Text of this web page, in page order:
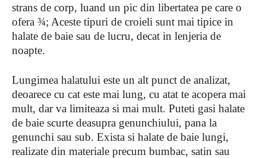
strans de corp, luand un pic din libertatea pe care o
ofera ¾; Aceste tipuri de croieli sunt mai tipice in
halate de baie sau de lucru, decat in lenjeria de
noapte.
Lungimea halatului este un alt punct de analizat,
deoarece cu cat este mai lung, cu atat te acopera mai
mult, dar va limiteaza si mai mult. Puteti gasi halate
de baie scurte deasupra genunchiului, pana la
genunchi sau sub. Exista si halate de baie lungi,
realizate din materiale precum bumbac, satin sau